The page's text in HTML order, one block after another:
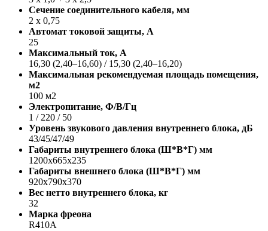
Сечение соединительного кабеля, мм
2 х 0,75
Автомат токовой защиты, A
25
Максимальный ток, А
16,30 (2,40–16,60) / 15,30 (2,40–16,20)
Максимальная рекомендуемая площадь помещения,
м2
100 м2
Электропитание, Ф/В/Гц
1 / 220 / 50
Уровень звукового давления внутреннего блока, дБ
43/45/47/49
Габариты внутреннего блока (Ш*В*Г) мм
1200x665x235
Габариты внешнего блока (Ш*В*Г) мм
920x790x370
Вес нетто внутреннего блока, кг
32
Марка фреона
R410A